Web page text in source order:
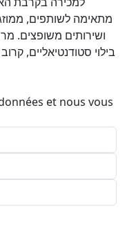
מתאימה לשותפים,
ושירותים משופצים.
בילוי סטודנטיאליים,
et nous vous